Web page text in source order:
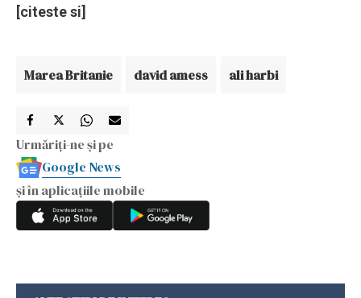
[citeste si]
Marea Britanie david amess ali harbi
Urmăriți-ne și pe
Google News
și în aplicațiile mobile